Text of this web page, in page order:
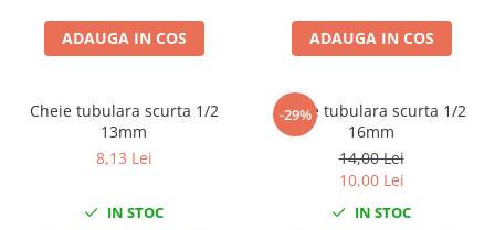
ADAUGA IN COS ADAUGA IN COS
Cheie tubulara scurta 1/2
13mm
8,13 Lei
IN STOC
-29%
Cheie tubulara scurta 1/2
16mm
14,00 Lei
10,00 Lei
IN STOC